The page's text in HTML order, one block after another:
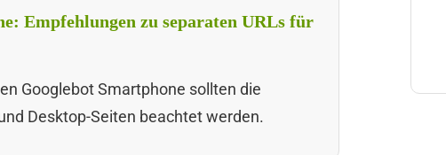
Empfehlungen zu separaten URLs für
Googlebot Smartphone sollten die
Desktop-Seiten beachtet werden.